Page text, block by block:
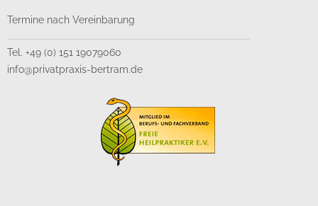
Termine nach Vereinbarung
Tel. +49 (0) 151 19079060
info@privatpraxis-bertram.de